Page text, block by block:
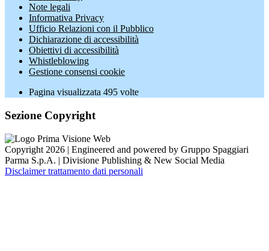
Note legali
Informativa Privacy
Ufficio Relazioni con il Pubblico
Dichiarazione di accessibilità
Obiettivi di accessibilità
Whistleblowing
Gestione consensi cookie
Pagina visualizzata 495 volte
Sezione Copyright
Copyright 2026 | Engineered and powered by Gruppo Spaggiari
Parma S.p.A. | Divisione Publishing & New Social Media
Disclaimer trattamento dati personali